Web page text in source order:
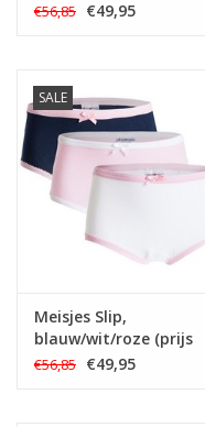
(prijs per 3)
€56,85 €49,95
SALE
Meisjes Slip,
blauw/wit/roze (prijs
per 3)
€56,85 €49,95